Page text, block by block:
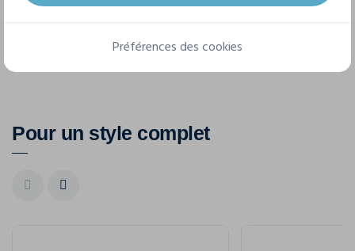
XS S M L XL XXL
Pour un style complet
Préférences des cookies